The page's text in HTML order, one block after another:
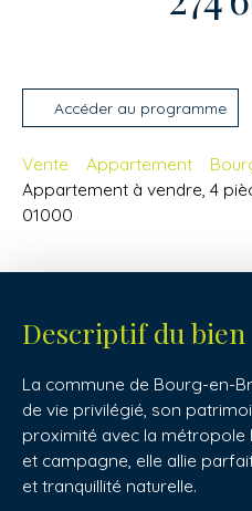
Accéder au programme
Vente Appartement
Appartement à vendre, 4
01000
Descriptif du bien
La commune de Bourg-en-
de vie privilégié, son
proximité avec la métropole
et campagne, elle allie
et tranquillité naturelle.